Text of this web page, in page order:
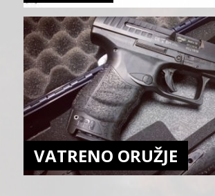
VATRENO ORUŽJE